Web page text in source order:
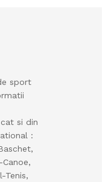
sport
si din
:
Tenis,